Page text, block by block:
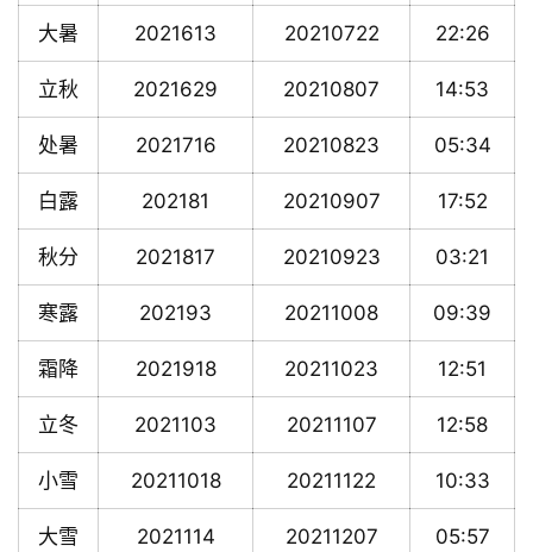
大暑 2021613 20210722 22:26
立秋 2021629 20210807 14:53
处暑 2021716 20210823 05:34
白露 202181 20210907 17:52
秋分 2021817 20210923 03:21
寒露 202193 20211008 09:39
霜降 2021918 20211023 12:51
立冬 2021103 20211107 12:58
小雪 20211018 20211122 10:33
大雪 2021114 20211207 05:57